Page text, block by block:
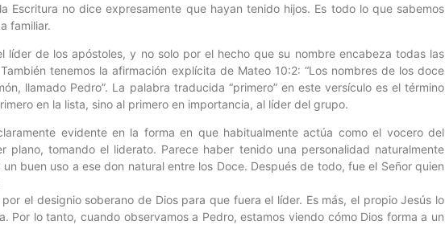
Escritura no dice expresamente que hayan tenido hijos. Es todo lo que sabemos
familiar.
líder de los apóstoles, y no solo por el hecho que su nombre encabeza todas las
tenemos la afirmación explícita de Mateo 10:2: “Los nombres de los doce
llamado Pedro”. La palabra traducida “primero” en este versículo es el término
en la lista, sino al primero en importancia, al líder del grupo.
evidente en la forma en que habitualmente actúa como el vocero del
plano, tomando el liderato. Parece haber tenido una personalidad naturalmente
buen uso a ese don natural entre los Doce. Después de todo, fue el Señor quien
el designio soberano de Dios para que fuera el líder. Es más, el propio Jesús lo
Por lo tanto, cuando observamos a Pedro, estamos viendo cómo Dios forma a un